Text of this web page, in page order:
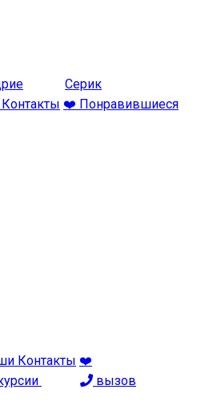
Серик
❤️ Понравившиеся
Контакты ❤️
вызов